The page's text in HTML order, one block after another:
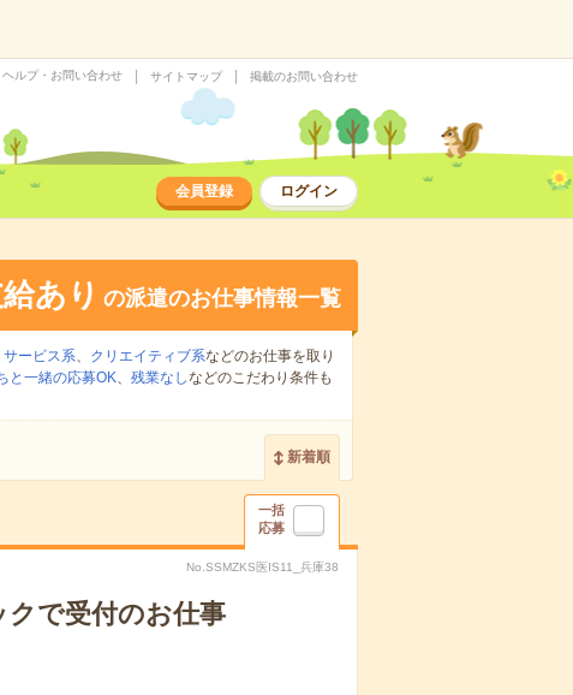
ヘルプ・お問い合わせ サイトマップ 掲載のお問い合わせ
会員登録 ログイン
あり の派遣のお仕事情報一覧
ービス系、 クリエイティブ系などのお仕事を取り
と一緒の応募OK、 残業なしなどのこだわり条件も
新着順
一括
応募
No.SSMZKS医IS11_兵庫38
で受付のお仕事